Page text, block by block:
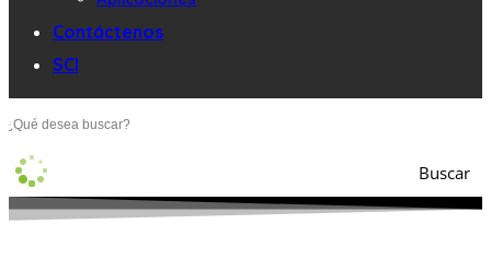
Contáctenos
SCI
Buscar